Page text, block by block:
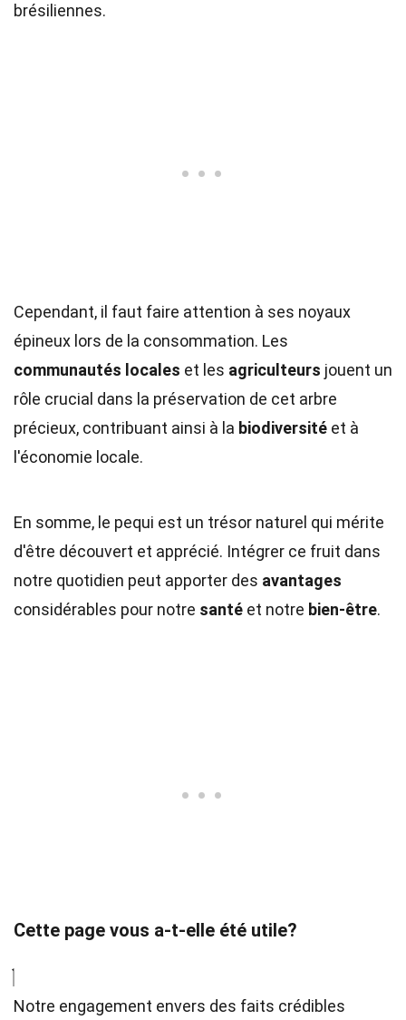
brésiliennes.
Cependant, il faut faire attention à ses noyaux
épineux lors de la consommation. Les
communautés locales et les agriculteurs jouent un
rôle crucial dans la préservation de cet arbre
précieux, contribuant ainsi à la biodiversité et à
l'économie locale.
En somme, le pequi est un trésor naturel qui mérite
d'être découvert et apprécié. Intégrer ce fruit dans
notre quotidien peut apporter des avantages
considérables pour notre santé et notre bien-être.
Cette page vous a-t-elle été utile?
Notre engagement envers des faits crédibles